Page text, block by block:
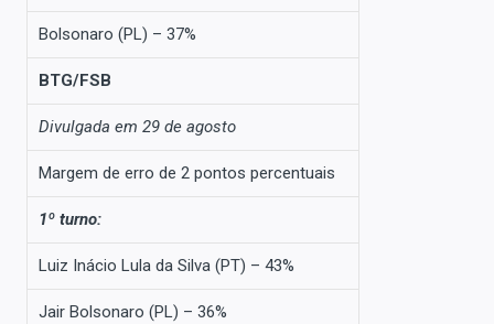
Bolsonaro (PL) – 37%
BTG/FSB
Divulgada em 29 de agosto
Margem de erro de 2 pontos percentuais
1º turno:
Luiz Inácio Lula da Silva (PT) – 43%
Jair Bolsonaro (PL) – 36%